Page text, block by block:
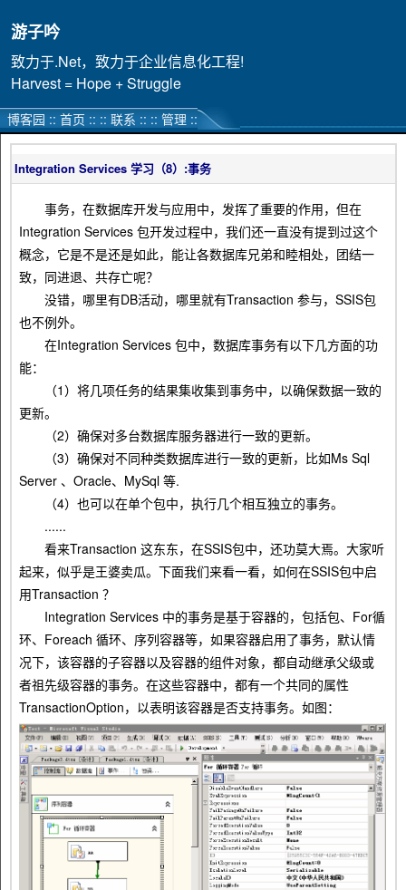
游子吟
致力于.Net，致力于企业信息化工程!
Harvest = Hope + Struggle
博客园 :: 首页 :: :: 联系 :: :: 管理 ::
Integration Services 学习（8）:事务
事务，在数据库开发与应用中，发挥了重要的作用，但在
Integration Services 包开发过程中，我们还一直没有提到过这个
概念，它是不是还是如此，能让各数据库兄弟和睦相处，团结一
致，同进退、共存亡呢？
没错，哪里有DB活动，哪里就有Transaction 参与，SSIS包
也不例外。
在Integration Services 包中，数据库事务有以下几方面的功
能：
（1）将几项任务的结果集收集到事务中，以确保数据一致的
更新。
（2）确保对多台数据库服务器进行一致的更新。
（3）确保对不同种类数据库进行一致的更新，比如Ms Sql
Server 、Oracle、MySql 等.
（4）也可以在单个包中，执行几个相互独立的事务。
......
看来Transaction 这东东，在SSIS包中，还功莫大焉。大家听
起来，似乎是王婆卖瓜。下面我们来看一看，如何在SSIS包中启
用Transaction ？
Integration Services 中的事务是基于容器的，包括包、For循
环、Foreach 循环、序列容器等，如果容器启用了事务，默认情
况下，该容器的子容器以及容器的组件对象，都自动继承父级或
者祖先级容器的事务。在这些容器中，都有一个共同的属性
TransactionOption，以表明该容器是否支持事务。如图：